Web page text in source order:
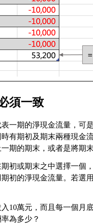
須一致
一期的淨現金流量，可
有期初及期末兩種現金
期的期末，或者是將期
初或期末之中選擇一個
初的淨現金流量。若選
10萬元，而且每一個月
為多少？